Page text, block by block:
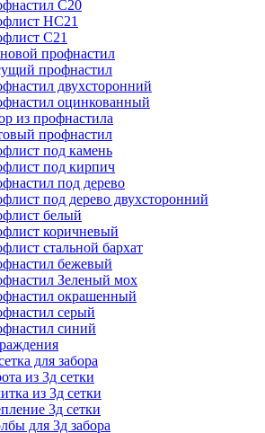
С20
НС21
С21
профнастил
профнастил
двухсторонний
оцинкованный
из профнастила
профнастил
под камень
под кирпич
под дерево
под дерево двухсторонний
белый
коричневый
стальной бархат
бежевый
Зеленый мох
окрашенный
серый
синий
для забора
из 3д сетки
из 3д сетки
3д сетки
для 3д забора